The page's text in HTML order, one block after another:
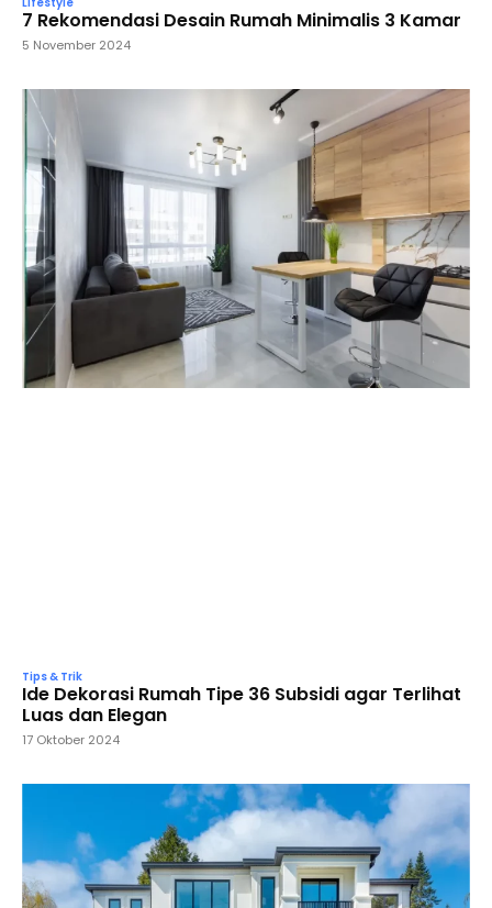
7 Rekomendasi Desain Rumah Minimalis 3 Kamar
5 November 2024
Tips & Trik
Ide Dekorasi Rumah Tipe 36 Subsidi agar Terlihat
Luas dan Elegan
17 Oktober 2024